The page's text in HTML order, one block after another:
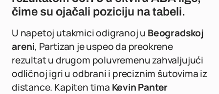
čime su ojačali poziciju na tabeli.
U napetoj utakmici odigranoj u Beogradskoj
areni, Partizan je uspeo da preokrene
rezultat u drugom poluvremenu zahvaljujući
odličnoj igri u odbrani i preciznim šutovima iz
distance. Kapiten tima Kevin Panter